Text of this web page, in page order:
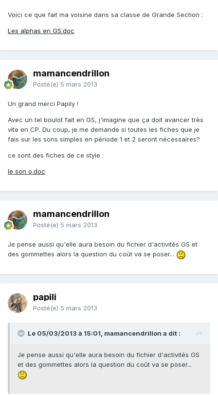
Voici ce que fait ma voisine dans sa classe de Grande Section :
Les alphas en GS.doc
mamancendrillon
Posté(e) 5 mars 2013
Un grand merci Papily !
Avec un tel boulot fait en GS, j'imagine que ça doit avancer très
vite en CP. Du coup, je me demande si toutes les fiches que je
fais sur les sons simples en période 1 et 2 seront nécessaires?
ce sont des fiches de ce style :
le son o.doc
mamancendrillon
Posté(e) 5 mars 2013
Je pense aussi qu'elle aura besoin du fichier d'activités GS et
des gommettes alors la question du coût va se poser...
papili
Posté(e) 5 mars 2013
Le 05/03/2013 à 15:01, mamancendrillon a dit :
Je pense aussi qu'elle aura besoin du fichier d'activités GS
et des gommettes alors la question du coût va se poser...